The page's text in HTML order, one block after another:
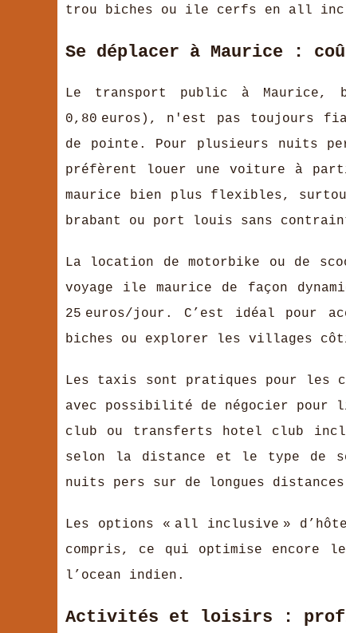
trou biches ou ile cerfs en all
Se déplacer à Maurice :
Le transport public à Maurice,
0,80 euros), n'est pas toujours
de pointe. Pour plusieurs nuits
préfèrent louer une voiture à
maurice bien plus flexibles,
brabant ou port louis sans
La location de motorbike ou de
voyage ile maurice de façon
25 euros/jour. C’est idéal pour
biches ou explorer les villages
Les taxis sont pratiques pour les
avec possibilité de négocier
club ou transferts hotel club
selon la distance et le type de
nuits pers sur de longues
Les options « all inclusive »
compris, ce qui optimise
l’ocean indien.
Activités et loisirs :